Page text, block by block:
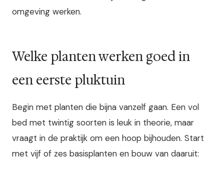
omgeving werken.
Welke planten werken goed in
een eerste pluktuin
Begin met planten die bijna vanzelf gaan. Een vol
bed met twintig soorten is leuk in theorie, maar
vraagt in de praktijk om een hoop bijhouden. Start
met vijf of zes basisplanten en bouw van daaruit: